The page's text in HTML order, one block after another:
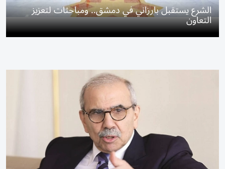
الشرع يستقبل بارزاني في دمشق.. ومباحثات لتعزيز
التعاون